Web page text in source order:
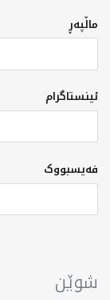
ماڵپەڕ
ئینستاگرام
فەیسبووک
شوێن